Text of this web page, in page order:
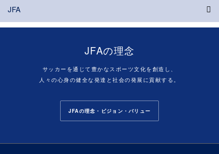
JFA
JFAの理念
サッカーを通じて豊かなスポーツ文化を創造し、
人々の心身の健全な発達と社会の発展に貢献する。
JFAの理念・ビジョン・バリュー